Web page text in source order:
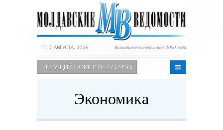
ПТ, 7 АВГУСТА, 2026 Выходит еженедельно с 2000 года
ТЕКУЩИЙ НОМЕР № 27 (2450)
Экономика